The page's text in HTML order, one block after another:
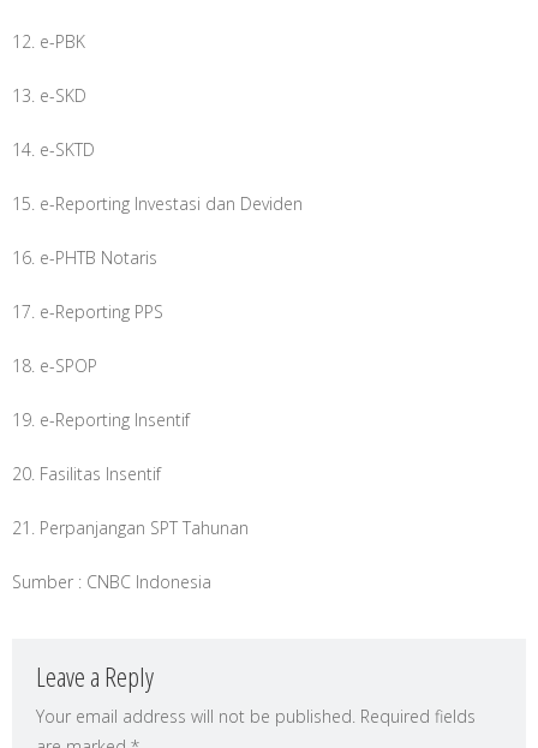
12. e-PBK
13. e-SKD
14. e-SKTD
15. e-Reporting Investasi dan Deviden
16. e-PHTB Notaris
17. e-Reporting PPS
18. e-SPOP
19. e-Reporting Insentif
20. Fasilitas Insentif
21. Perpanjangan SPT Tahunan
Sumber : CNBC Indonesia
Leave a Reply
Your email address will not be published. Required fields